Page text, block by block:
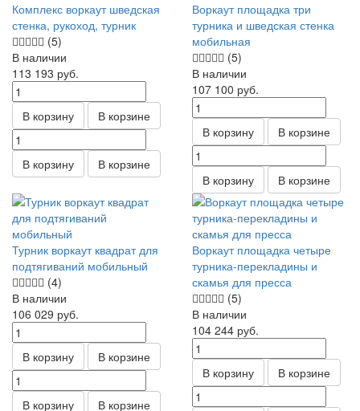
Комплекс воркаут шведская
стенка, рукоход, турник
(5)
В наличии
113 193 руб.
В корзину В корзине
В корзину В корзине
Воркаут площадка три
турника и шведская стенка
мобильная
(5)
В наличии
107 100 руб.
В корзину В корзине
В корзину В корзине
Турник воркаут квадрат для
подтягиваний мобильный
(4)
В наличии
106 029 руб.
В корзину В корзине
В корзину В корзине
Воркаут площадка четыре
турника-перекладины и
скамья для пресса
(5)
В наличии
104 244 руб.
В корзину В корзине